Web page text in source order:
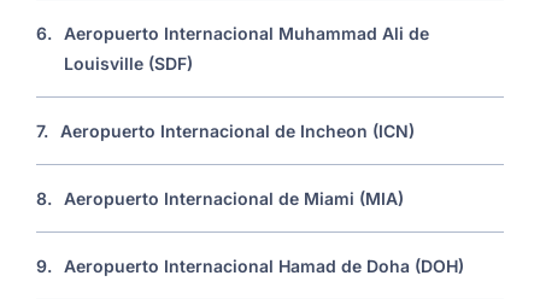
6. Aeropuerto Internacional Muhammad Ali de
Louisville (SDF)
7. Aeropuerto Internacional de Incheon (ICN)
8. Aeropuerto Internacional de Miami (MIA)
9. Aeropuerto Internacional Hamad de Doha (DOH)